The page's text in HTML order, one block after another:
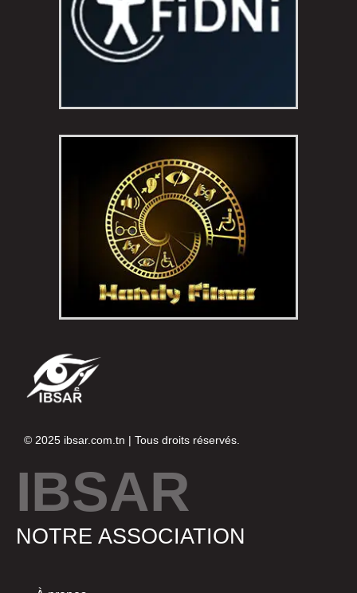
© 2025 ibsar.com.tn | Tous droits réservés.
IBSAR
NOTRE ASSOCIATION